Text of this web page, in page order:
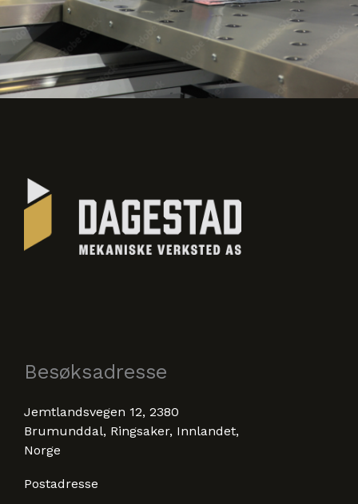
Besøksadresse
Jemtlandsvegen 12, 2380
Brumunddal, Ringsaker, Innlandet,
Norge
Postadresse